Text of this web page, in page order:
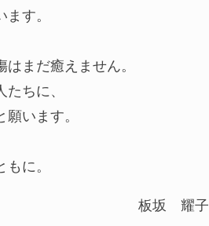
す。
まだ癒えません。
ちに、
います。
に。
板坂 耀子